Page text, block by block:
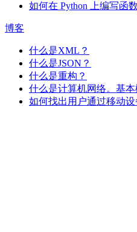
如何在 Python 上编写函数
博客
什么是XML？
什么是JSON？
什么是重构？
什么是计算机网络。基本
如何找出用户通过移动